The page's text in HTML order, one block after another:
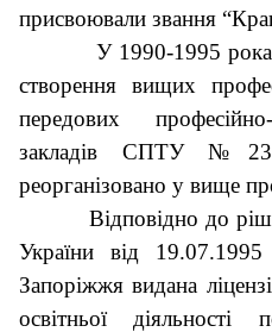
присвоювали звання
У 1990-1995 роках
створення вищих
передових
закладів СПТУ
реорганізовано у вище
Відповідно до
України від
Запоріжжя видана
освітньої діяльності